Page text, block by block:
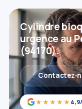
★★★★★
Cylindre
urgence au
(94170).